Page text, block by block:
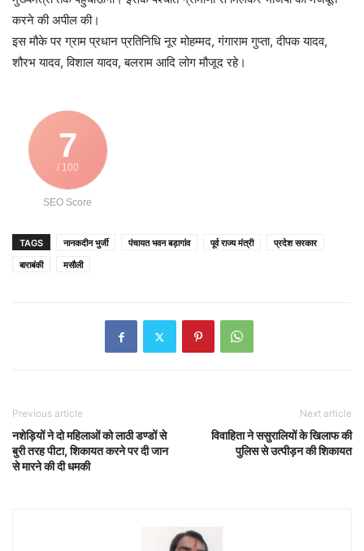
करने की अपील की।
इस मौके पर ग्राम प्रधान प्रतिनिधि नूर मोहम्मद, गंगाराम गुप्ता, दीपक यादव,
शौरभ यादव, विशाल यादव, बलराम आदि लोग मौजूद रहे।
7
/ 100
SEO Score
TAGS नानकदीन भुर्जी पंचायत भवन बड़ागांव पूर्व राज्य मंत्री
प्रदेश सरकार
बाराबंकी
मसौली
Previous article
नशेड़ियों ने दो महिलाओं को लाठी डण्डों से
बुरी तरह पीटा, शिकायत करने पर दी जान
से मारने की दी धमकी
Next article
विवाहिता ने ससुरालियों के खिलाफ की
पुलिस से उत्पीड़न की शिकायत